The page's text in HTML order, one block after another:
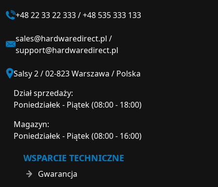
+48 22 33 22 333/+48 535 333 133
sales@hardwaredirect.pl /
support@hardwaredirect.pl
Salsy 2 / 02-823 Warszawa / Polska
Dział sprzedaży:
Poniedziałek - Piątek (08:00 - 18:00)
Magazyn:
Poniedziałek - Piątek (08:00 - 16:00)
WSPARCIE TECHNICZNE
Gwarancja